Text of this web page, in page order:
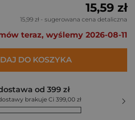
15,59 zł
15,99 zł - sugerowana cena detaliczna
teraz, wyślemy 2026-08-11
DO KOSZYKA
od 399 zł
brakuje Ci 399,00 zł